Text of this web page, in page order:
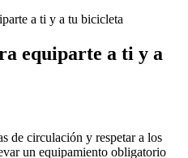
a ti y a tu bicicleta
equiparte a ti y a
de circulación y respetar a los
un equipamiento obligatorio